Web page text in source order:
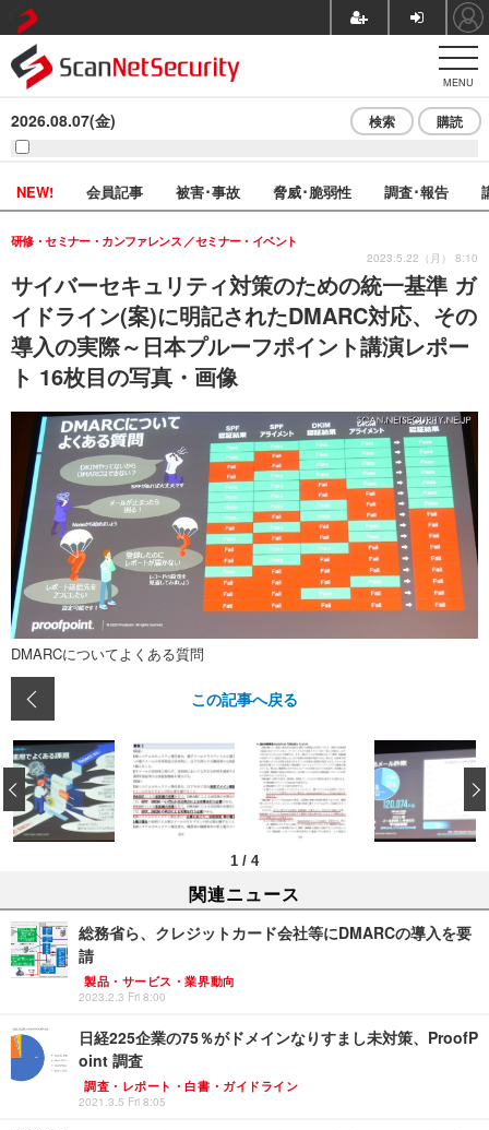
MENU
2026.08.07(金) 検索 購読
NEW! 会員記事 被害･事故 脅威･脆弱性 調査･報告
サイバーセキュリティ対策のための統一基準 ガ
イドライン(案)に明記されたDMARC対応、その
導入の実際～日本プルーフポイント講演レポー
ト 16枚目の写真・画像
研修・セミナー・カンファレンス セミナー・イベント
2023.5.22（月） 8:10
DMARCについてよくある質問
この記事へ戻る
1 / 4
‹
関連ニュース
総務省ら、クレジットカード会社等にDMARCの導入を要
請
製品・サービス・業界動向
2023.2.3 Fri 8:00
日経225企業の75％がドメインなりすまし未対策、ProofP
oint 調査
調査・レポート・白書・ガイドライン
2021.3.5 Fri 8:05